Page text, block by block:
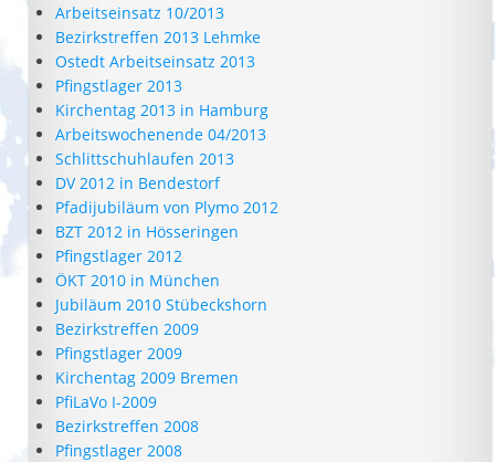
Arbeitseinsatz 10/2013
Bezirkstreffen 2013 Lehmke
Ostedt Arbeitseinsatz 2013
Pfingstlager 2013
Kirchentag 2013 in Hamburg
Arbeitswochenende 04/2013
Schlittschuhlaufen 2013
DV 2012 in Bendestorf
Pfadijubiläum von Plymo 2012
BZT 2012 in Hösseringen
Pfingstlager 2012
ÖKT 2010 in München
Jubiläum 2010 Stübeckshorn
Bezirkstreffen 2009
Pfingstlager 2009
Kirchentag 2009 Bremen
PfiLaVo I-2009
Bezirkstreffen 2008
Pfingstlager 2008